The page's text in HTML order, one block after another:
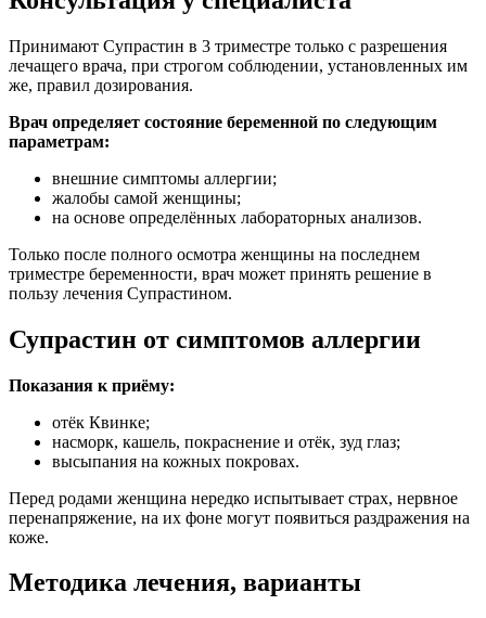
Принимают Супрастин в 3 триместре только с разрешения
лечащего врача, при строгом соблюдении, установленных им
же, правил дозирования.
Врач определяет состояние беременной по следующим
параметрам:
внешние симптомы аллергии;
жалобы самой женщины;
на основе определённых лабораторных анализов.
Только после полного осмотра женщины на последнем
триместре беременности, врач может принять решение в
пользу лечения Супрастином.
Супрастин от симптомов аллергии
Показания к приёму:
отёк Квинке;
насморк, кашель, покраснение и отёк, зуд глаз;
высыпания на кожных покровах.
Перед родами женщина нередко испытывает страх, нервное
перенапряжение, на их фоне могут появиться раздражения на
коже.
Методика лечения, варианты